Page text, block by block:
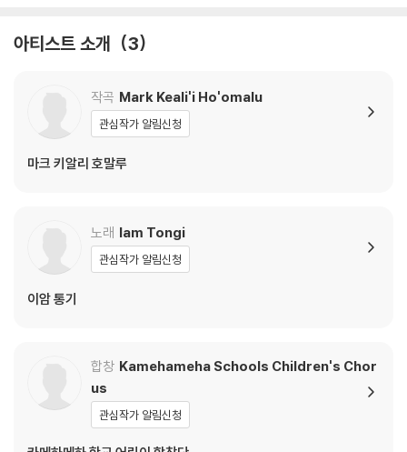
3) 디스크에 미세한 잔 흠집이 남아있거나 인쇄 면이 깨끗하지 않은 경우
가 있으며, 이는 상품의 불량이 아닙니다. 단, 재생에 이상이 있는 경우에는
아래에 해당하는 경우는 불량이 아니므로 개봉 후 반품/교환이 불가합니
3) 컬러 디스크는 제작 과정에서 다른 색상 염료가 섞여 얼룩과 번짐, 반점
등이 발생할 수 있습니다.
상을 요청할 수 있으며, 동영상이 없는 경우 반품/교환이 제한될 수 있습니
관련 사진과 동영상 및 재생 기기 모델명을 첨부하여 첨부하여 고객센터에
아티스트 소개 3
작곡 Mark Keali'i Ho'omalu
관심작가 알림신청
마크 키알리 호말루
노래 Iam Tongi
관심작가 알림신청
이암 통기
합창 Kamehameha Schools Children's Chor
us
관심작가 알림신청